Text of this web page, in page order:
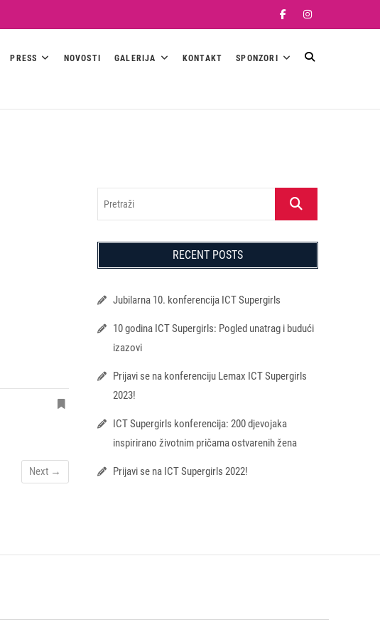
FacebookInstagram
PRESS NOVOSTI GALERIJA KONTAKT SPONZORI
Next →
Pretraži
RECENT POSTS
Jubilarna 10. konferencija ICT Supergirls
10 godina ICT Supergirls: Pogled unatrag i budući
izazovi
Prijavi se na konferenciju Lemax ICT Supergirls
2023!
ICT Supergirls konferencija: 200 djevojaka
inspirirano životnim pričama ostvarenih žena
Prijavi se na ICT Supergirls 2022!